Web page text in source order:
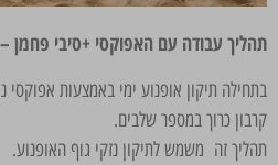
תהליך עבודה עם האפוקסי +סיבי פחמן
בתחילה תיקון אופנוע ימי באמצעות אפוקסי
קרבון כרוך במספר שלבים.
תהליך זה משמש לתיקון נזקי גוף האופנוע.